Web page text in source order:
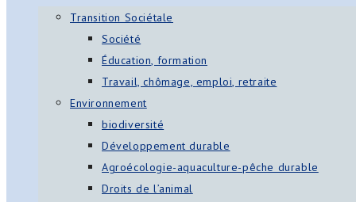
Transition Sociétale
Société
Éducation, formation
Travail, chômage, emploi, retraite
Environnement
biodiversité
Développement durable
Agroécologie-aquaculture-pêche durable
Droits de l’animal